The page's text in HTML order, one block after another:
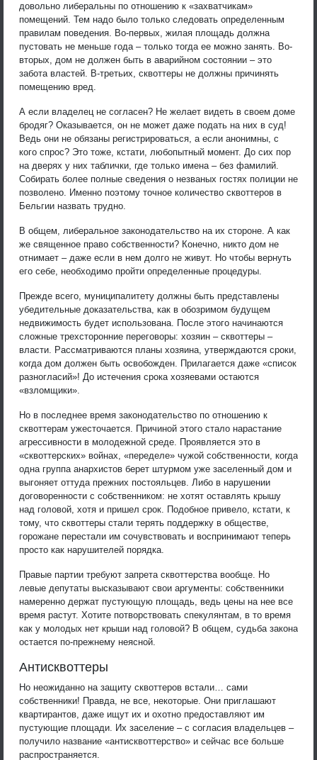
довольно либеральны по отношению к «захватчикам»
помещений. Тем надо было только следовать определенным
правилам поведения. Во-первых, жилая площадь должна
пустовать не меньше года – только тогда ее можно занять. Во-
вторых, дом не должен быть в аварийном состоянии – это
забота властей. В-третьих, сквоттеры не должны причинять
помещению вред.
А если владелец не согласен? Не желает видеть в своем доме
бродяг? Оказывается, он не может даже подать на них в суд!
Ведь они не обязаны регистрироваться, а если анонимны, с
кого спрос? Это тоже, кстати, любопытный момент. До сих пор
на дверях у них таблички, где только имена – без фамилий.
Собирать более полные сведения о незваных гостях полиции не
позволено. Именно поэтому точное количество сквоттеров в
Бельгии назвать трудно.
В общем, либеральное законодательство на их стороне. А как
же священное право собственности? Конечно, никто дом не
отнимает – даже если в нем долго не живут. Но чтобы вернуть
его себе, необходимо пройти определенные процедуры.
Прежде всего, муниципалитету должны быть представлены
убедительные доказательства, как в обозримом будущем
недвижимость будет использована. После этого начинаются
сложные трехсторонние переговоры: хозяин – сквоттеры –
власти. Рассматриваются планы хозяина, утверждаются сроки,
когда дом должен быть освобожден. Прилагается даже «список
разногласий»! До истечения срока хозяевами остаются
«взломщики».
Но в последнее время законодательство по отношению к
сквоттерам ужесточается. Причиной этого стало нарастание
агрессивности в молодежной среде. Проявляется это в
«сквоттерских» войнах, «переделе» чужой собственности, когда
одна группа анархистов берет штурмом уже заселенный дом и
выгоняет оттуда прежних постояльцев. Либо в нарушении
договоренности с собственником: не хотят оставлять крышу
над головой, хотя и пришел срок. Подобное привело, кстати, к
тому, что сквоттеры стали терять поддержку в обществе,
горожане перестали им сочувствовать и воспринимают теперь
просто как нарушителей порядка.
Правые партии требуют запрета сквоттерства вообще. Но
левые депутаты высказывают свои аргументы: собственники
намеренно держат пустующую площадь, ведь цены на нее все
время растут. Хотите потворствовать спекулянтам, в то время
как у молодых нет крыши над головой? В общем, судьба закона
остается по-прежнему неясной.
Антисквоттеры
Но неожиданно на защиту сквоттеров встали… сами
собственники! Правда, не все, некоторые. Они приглашают
квартирантов, даже ищут их и охотно предоставляют им
пустующие площади. Их заселение – с согласия владельцев –
получило название «антисквоттерство» и сейчас все больше
распространяется.